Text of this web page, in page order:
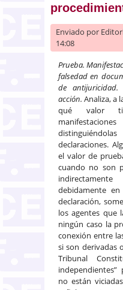
Enviado por
14:08
Prueba.
falsedad en
de antijuricidad.
acción.Analiza, a
qué valor
declaraciones.
el valor de
cuando no son
debidamente
declaración,
los agentes que
ningún caso la
conexión entre
si son derivadas
Tribunal
no están